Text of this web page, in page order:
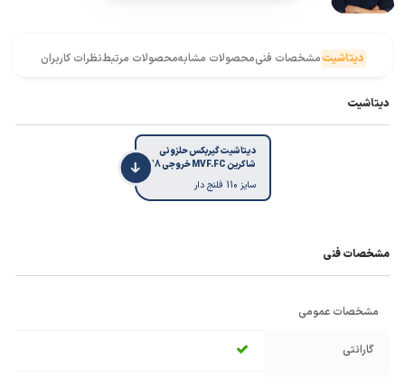
دیتاشیتمشخصات فنیمحصولات مشابهمحصولات مرتبطنظرات کاربران
دیتاشیت
دیتاشیت گیربکس حلزونی
شاکرین MVF.FC خروجی 28
سایز 110 فلنج دار
مشخصات فنی
مشخصات عمومی
گارانتی